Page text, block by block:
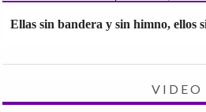
Ellas sin bandera y sin himno, ellos
VIDEO